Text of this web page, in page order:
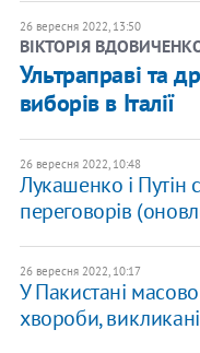
26 вересня 2022, 13:50
ВІКТОРІЯ
Ультраправі та
виборів в Італії
26 вересня 2022, 10:48
Лукашенко і Путін
переговорів
26 вересня 2022, 10:17
У Пакистані
хвороби,